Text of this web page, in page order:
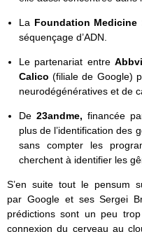
La Foundation Medicine
séquençage d’ADN.
Le partenariat entre
Calico(filiale de Google)
neurodégénératives et de
De 23andme, financée
plus de l’identification des
sans compter les
cherchent à identifier les
S’en suite tout le pensum
par Google et ses Sergei
prédictions sont un peu
connexion du cerveau au